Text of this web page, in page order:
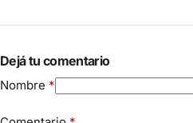
Dejá tu comentario
Nombre *